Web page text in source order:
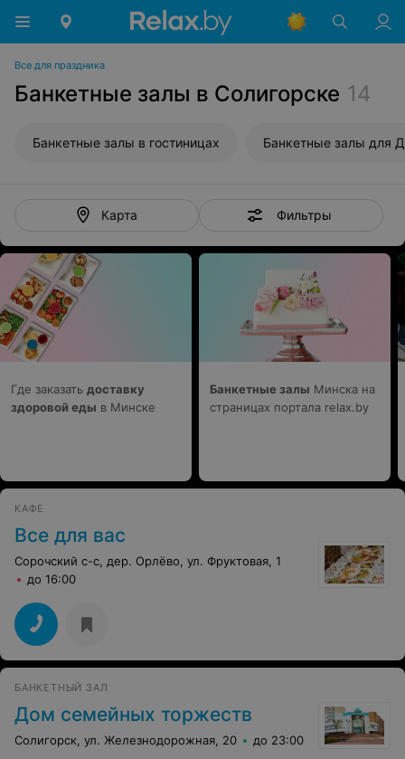
Все для праздника
Банкетные залы в Солигорске 14
Банкетные залы в гостиницах
Карта Фильтры
Где заказать доставку
здоровой еды в Минске
Банкетные залы Минска на
страницах портала relax.by
КАФЕ
Все для вас
Сорочский с-с, дер. Орлёво, ул. Фруктовая, 1
до 16:00
БАНКЕТНЫЙ ЗАЛ
Дом семейных торжеств
Солигорск, ул. Железнодорожная, 20 до 23:00